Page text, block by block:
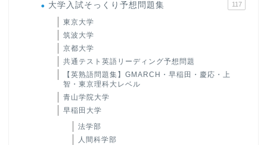
大学入試そっくり予想問題集 117
東京大学
筑波大学
京都大学
共通テスト英語リーディング予想問題
【英熟語問題集】GMARCH・早稲田・慶応・上
智・東京理科大レベル
青山学院大学
早稲田大学
法学部
人間科学部